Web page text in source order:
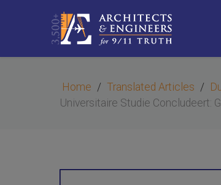
Home Translated Articles
Universitaire Studie Concludeert: